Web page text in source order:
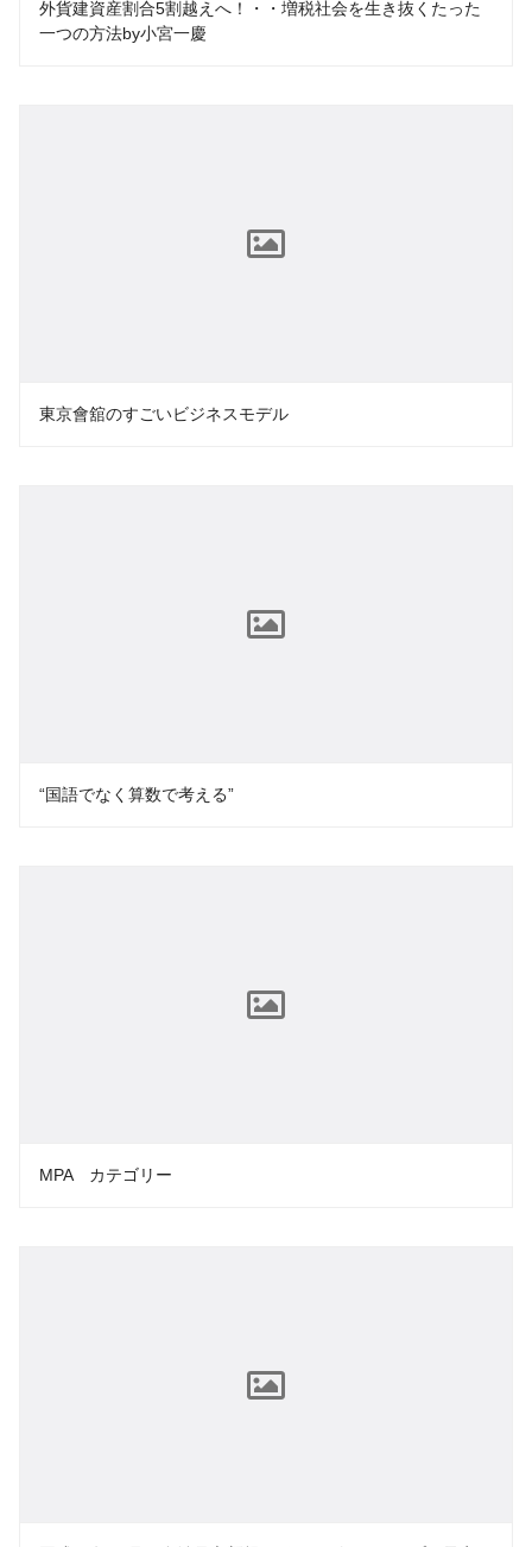
外貨建資産割合5割越えへ！・・増税社会を生き抜くたった
一つの方法by小宮一慶
東京會舘のすごいビジネスモデル
“国語でなく算数で考える”
MPA カテゴリー